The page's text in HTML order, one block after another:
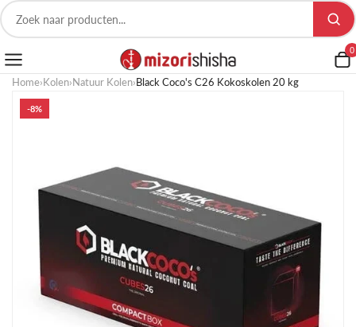
0
Home›Kolen›Natuur Kolen›Black Coco's C26 Kokoskolen 20 kg
-8%